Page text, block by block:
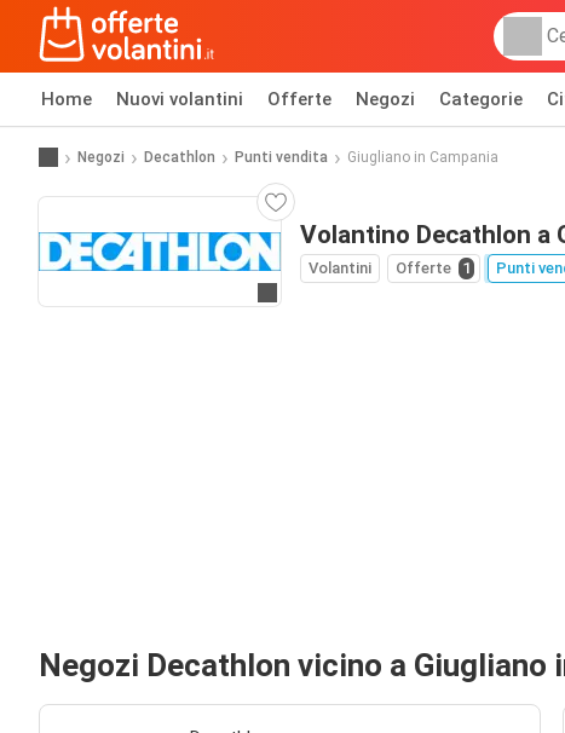
Home Nuovi volantini Offerte Negozi Categorie
Negozi Decathlon Punti vendita Giugliano in Campania
Volantino Decathlon a
Volantini Offerte 1 Punti
Negozi Decathlon vicino a Giugliano